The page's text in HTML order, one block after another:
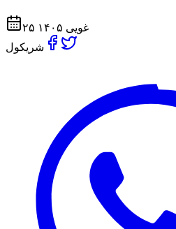
۲۵ غویی ۱۴۰۵
شریکول